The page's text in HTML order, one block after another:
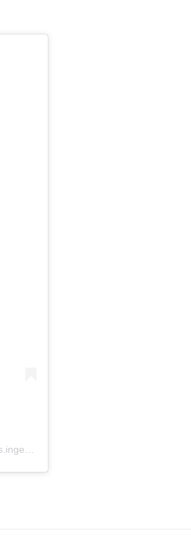
Una publicación compartida por Nosotros Los Ingenieros (@nosotros.los.ingenieros)